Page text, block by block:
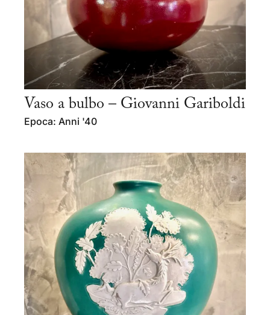
Vaso a bulbo – Giovanni Gariboldi
Epoca: Anni '40